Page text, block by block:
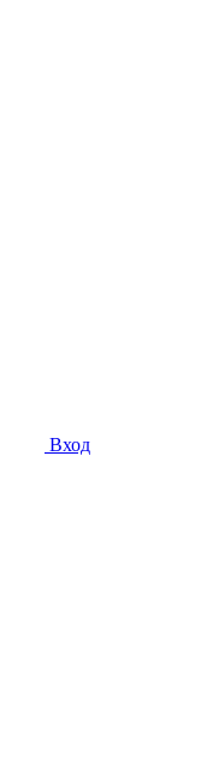
Вход